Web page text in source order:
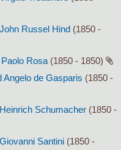
Russel Hind (1850 -
Rosa (1850 - 1850)
Angelo de Gasparis (1850 -
Schumacher (1850 -
Santini (1850 -